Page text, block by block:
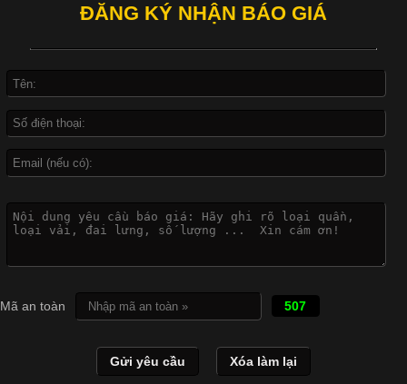
Áo phông là một trong những trang phục phổ biến nhất trong
Không chỉ xuất hiện trong thời trang thường ngày, áo phông còn
được ứng dụng rộng rãi trong ngành sản xuất may mặc, đặc
biệt là các sản phẩm từ vải thun. Hiện nay,
Đại
Cập nhật 2026-04-21 15:41:03
In Chuyển Nhiệt Là Gì? Công Nghệ In Hiện Đại Trong Ngành
May Mặc Trong ngành in ấn và thời trang, in chuyển nhiệt đang
hình ảnh sắc nét và bền màu. Đặc biệt, kỹ thuật này được ứng
dụng rộng rãi trong sản xuất áo thun, đồ thể thao
ĐĂNG KÝ NHẬN BÁO GIÁ
Mã an toàn 507